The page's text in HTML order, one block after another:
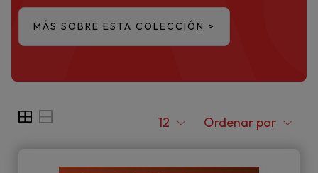
MÁS SOBRE ESTA COLECCIÓN >
12 Ordenar por